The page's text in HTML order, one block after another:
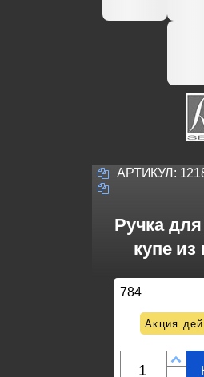
АРТИКУЛ:
Ручка
купе из
784
Акция